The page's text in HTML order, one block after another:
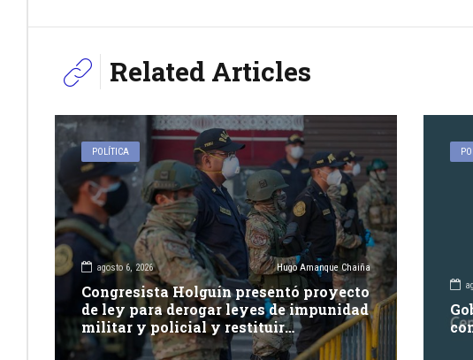
Related Articles
POLÍTICA
agosto 6, 2026 Hugo Amanque Chaiña
Congresista Holguín presentó proyecto
de ley para derogar leyes de impunidad
militar y policial y restituir
competencia de justicia ordinaria